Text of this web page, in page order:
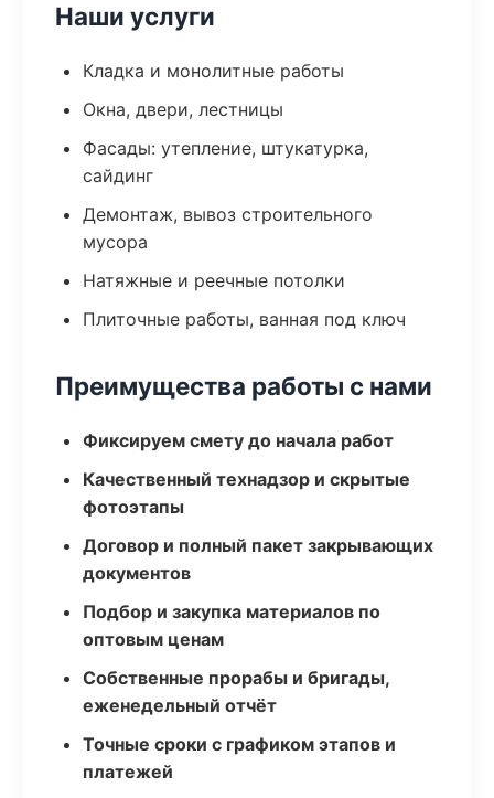
Наши услуги
Кладка и монолитные работы
Окна, двери, лестницы
Фасады: утепление, штукатурка,
сайдинг
Демонтаж, вывоз строительного
мусора
Натяжные и реечные потолки
Плиточные работы, ванная под ключ
Преимущества работы с нами
Фиксируем смету до начала работ
Качественный технадзор и скрытые
фотоэтапы
Договор и полный пакет закрывающих
документов
Подбор и закупка материалов по
оптовым ценам
Собственные прорабы и бригады,
еженедельный отчёт
Точные сроки с графиком этапов и
платежей